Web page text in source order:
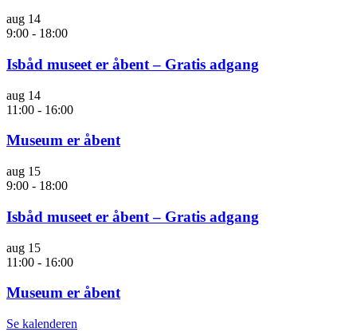
aug 14
9:00 - 18:00
Isbåd museet er åbent – Gratis adgang
aug 14
11:00 - 16:00
Museum er åbent
aug 15
9:00 - 18:00
Isbåd museet er åbent – Gratis adgang
aug 15
11:00 - 16:00
Museum er åbent
Se kalenderen